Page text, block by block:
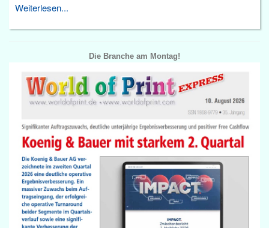
Weiterlesen...
Die Branche am Montag!